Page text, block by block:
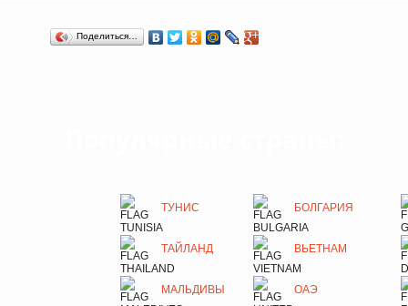
Поделиться…
ТУНИС БОЛГАРИЯ
ТАЙЛАНД ВЬЕТНАМ
МАЛЬДИВЫ ОАЭ